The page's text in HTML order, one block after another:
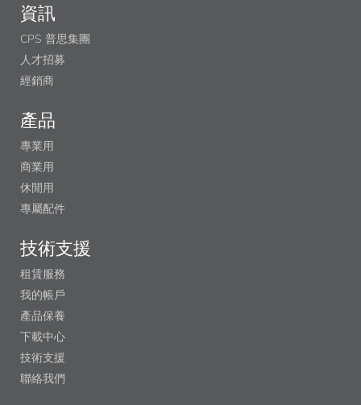
資訊
CPS 普思集團
人才招募
經銷商
產品
專業用
商業用
休閒用
專屬配件
技術支援
租賃服務
我的帳戶
產品保養
下載中心
技術支援
聯絡我們